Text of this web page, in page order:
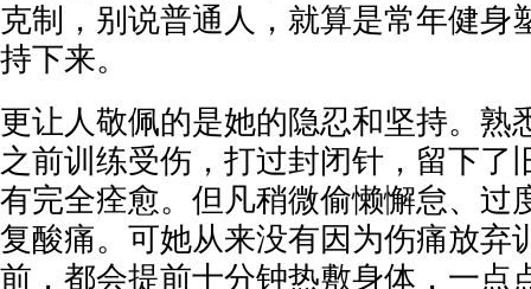
克制，别说普通人，就算是常年健身
持下来。
更让人敬佩的是她的隐忍和坚持。熟
之前训练受伤，打过封闭针，留下了
有完全痊愈。但凡稍微偷懒懈怠、过
复酸痛。可她从来没有因为伤痛放弃
前，都会提前十分钟热敷身体，一点